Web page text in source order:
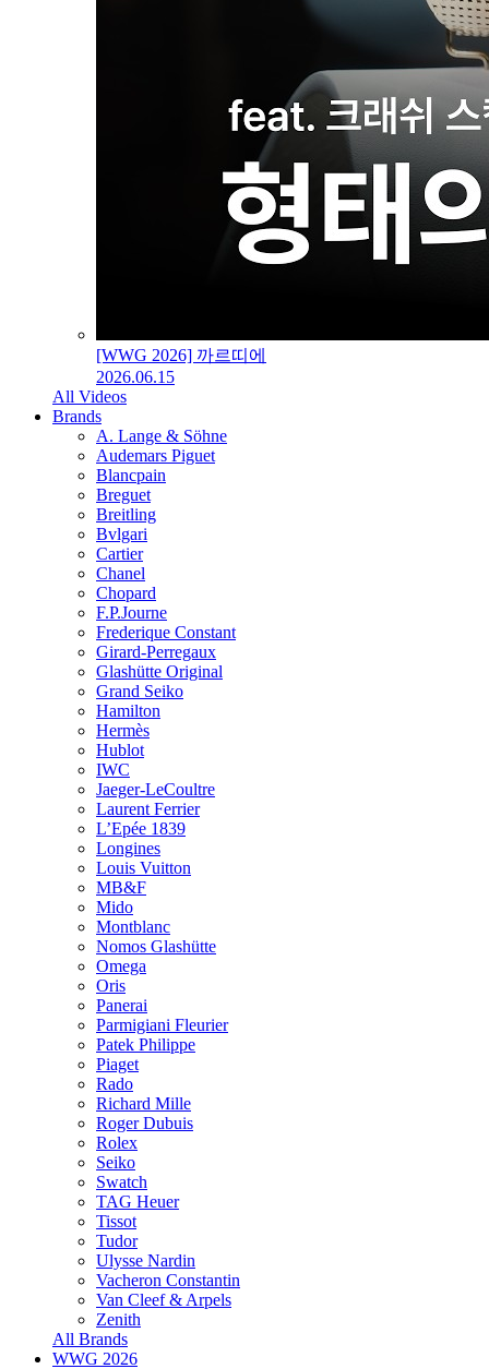
[WWG 2026] 까르띠에
2026.06.15
All Videos
Brands
A. Lange & Söhne
Audemars Piguet
Blancpain
Breguet
Breitling
Bvlgari
Cartier
Chanel
Chopard
F.P.Journe
Frederique Constant
Girard-Perregaux
Glashütte Original
Grand Seiko
Hamilton
Hermès
Hublot
IWC
Jaeger-LeCoultre
Laurent Ferrier
L’Epée 1839
Longines
Louis Vuitton
MB&F
Mido
Montblanc
Nomos Glashütte
Omega
Oris
Panerai
Parmigiani Fleurier
Patek Philippe
Piaget
Rado
Richard Mille
Roger Dubuis
Rolex
Seiko
Swatch
TAG Heuer
Tissot
Tudor
Ulysse Nardin
Vacheron Constantin
Van Cleef & Arpels
Zenith
All Brands
WWG 2026